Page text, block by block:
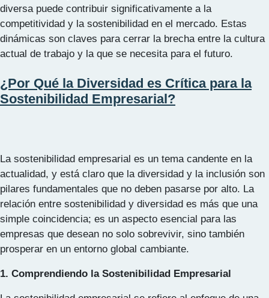
diversa puede contribuir significativamente a la
competitividad y la sostenibilidad en el mercado. Estas
dinámicas son claves para cerrar la brecha entre la cultura
actual de trabajo y la que se necesita para el futuro.
¿Por Qué la Diversidad es Crítica para la
Sostenibilidad Empresarial?
La sostenibilidad empresarial es un tema candente en la
actualidad, y está claro que la diversidad y la inclusión son
pilares fundamentales que no deben pasarse por alto. La
relación entre sostenibilidad y diversidad es más que una
simple coincidencia; es un aspecto esencial para las
empresas que desean no solo sobrevivir, sino también
prosperar en un entorno global cambiante.
1. Comprendiendo la Sostenibilidad Empresarial